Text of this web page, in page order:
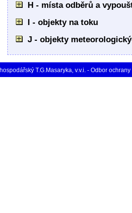
H - místa odběrů a
I - objekty na toku
J - objekty
T.G.Masaryka, v.v.i. - Odbor